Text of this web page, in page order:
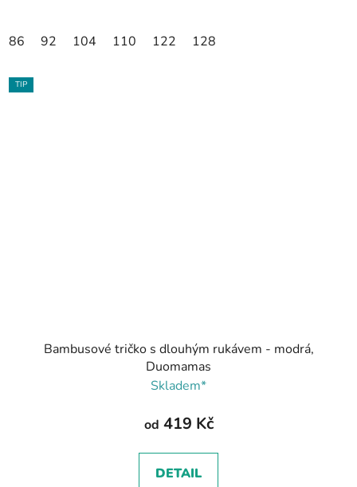
86 92 104 110 122 128
TIP
Bambusové tričko s dlouhým rukávem - modrá,
Duomamas
Skladem*
od 419 Kč
DETAIL